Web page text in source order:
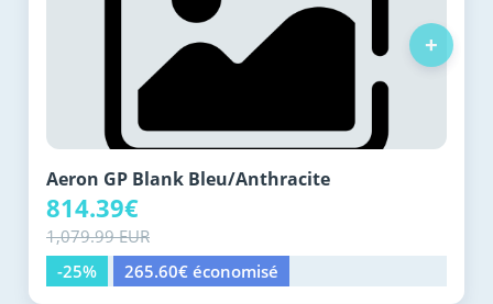
Aeron GP Blank Bleu/Anthracite
814.39€
1,079.99 EUR
-25%
265.60€ économisé
+